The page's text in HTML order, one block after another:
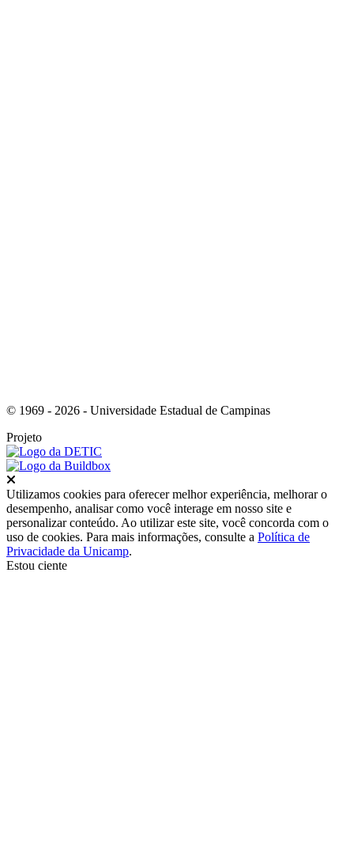
© 1969 - 2026 - Universidade Estadual de Campinas
Projeto
Utilizamos cookies para oferecer melhor experiência, melhorar o
desempenho, analisar como você interage em nosso site e
personalizar conteúdo. Ao utilizar este site, você concorda com o
uso de cookies. Para mais informações, consulte a Política de
Privacidade da Unicamp.
Estou ciente